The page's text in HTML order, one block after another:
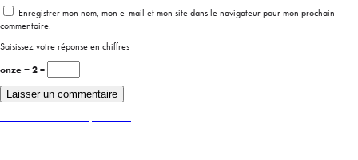
Enregistrer mon nom, mon e-mail et mon site dans le navigateur pour mon prochain
commentaire.
Saisissez votre réponse en chiffres
onze − 2 =